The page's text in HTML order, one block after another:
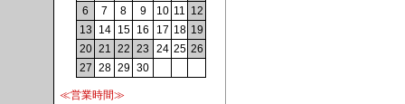
6
7 8 9 10 11 12
13
14 15 16 17 18 19
20 21 22 23 24 25 26
27 28 29 30
≪営業時間≫